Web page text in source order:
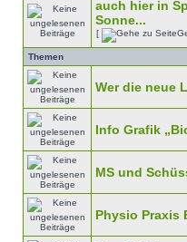
auch hier in
Sonne...
[
Themen
Wer die neue
Info Grafik
MS und
Physio Praxis